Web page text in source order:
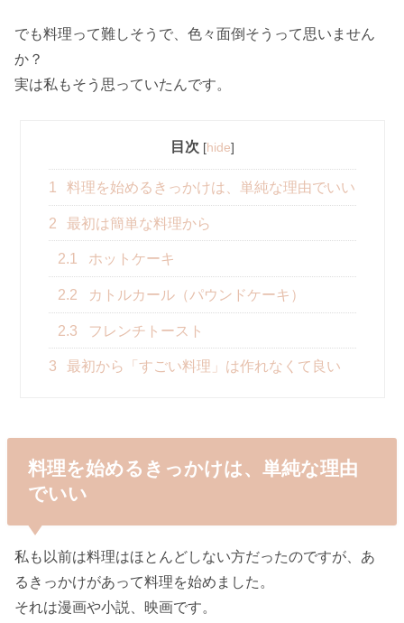
でも料理って難しそうで、色々面倒そうって思いません
か？
実は私もそう思っていたんです。
目次 [hide]
1 料理を始めるきっかけは、単純な理由でいい
2 最初は簡単な料理から
2.1 ホットケーキ
2.2 カトルカール（パウンドケーキ）
2.3 フレンチトースト
3 最初から「すごい料理」は作れなくて良い
料理を始めるきっかけは、単純な理由
でいい
私も以前は料理はほとんどしない方だったのですが、あ
るきっかけがあって料理を始めました。
それは漫画や小説、映画です。